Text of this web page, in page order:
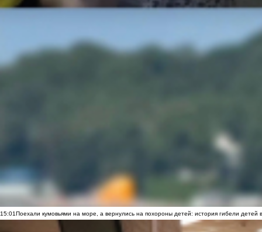
15:01Поехали кумовьями на море, а вернулись на похороны детей: история гибели детей